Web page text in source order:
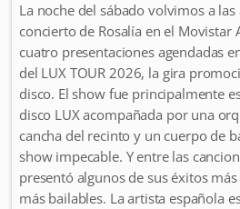
La noche del sábado volvimos a las
concierto de Rosalía en el Movistar
cuatro presentaciones agendadas
del LUX TOUR 2026, la gira
disco. El show fue principalmente
disco LUX acompañada por una
cancha del recinto y un cuerpo de
show impecable. Y entre las
presentó algunos de sus éxitos
más bailables. La artista española